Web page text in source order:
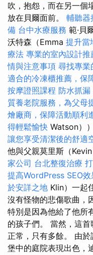
吹，抱怨，而在另一個
放在貝爾面前。 輔聽器
備 台中水療服務 範·貝
沃特森（Emma 提升當
療法 專業的室內設計
情與注意事項 尋找專業
適合的冷凍櫃推薦，保
按摩證照課程 防水抓
質養老院服務，為父母
燴廠商，保障活動順利
得輕鬆愉快 Watson）
讓您享受清潔後的舒適
他與父親莫里斯（Kevin
家公司 台北整復治療
提高WordPress SEO效
於安詳之地 Klin）一起
沒有怪物的悲傷歌曲，
特別是因為他給了他所
的孩子們。 當然，這
正常，只有多餘。 由
堡中的庭院表現出色，